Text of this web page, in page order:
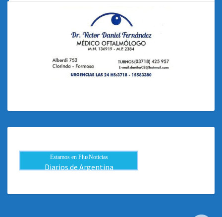
Estamos en PlusNoticias
Diarios de Argentina